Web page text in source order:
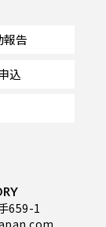
報告
込
659-1